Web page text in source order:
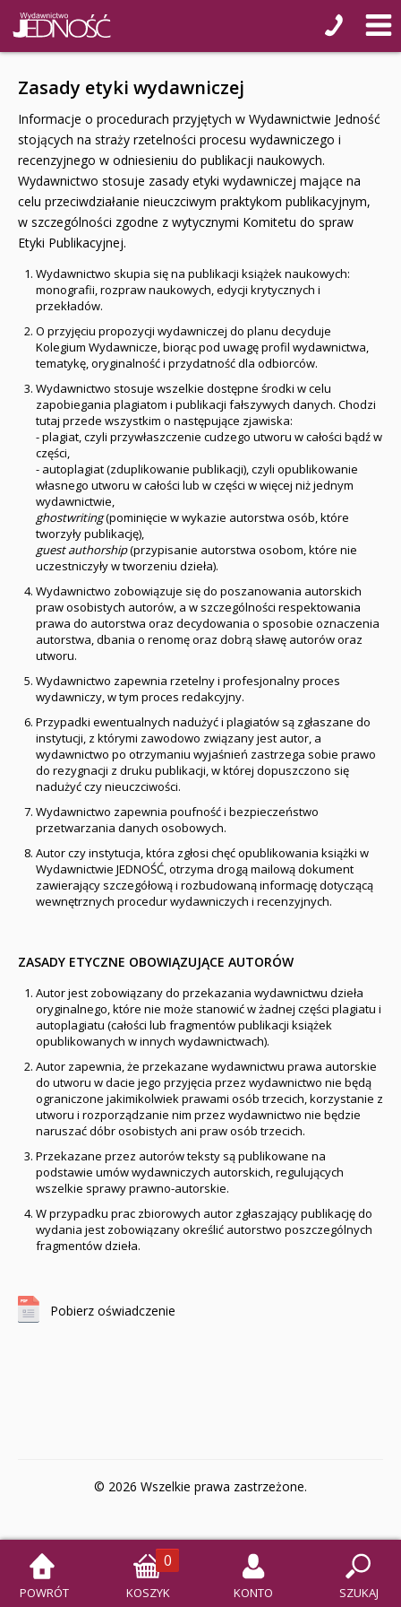
Zasady etyki wydawniczej
Informacje o procedurach przyjętych w Wydawnictwie Jedność
stojących na straży rzetelności procesu wydawniczego i
recenzyjnego w odniesieniu do publikacji naukowych.
Wydawnictwo stosuje zasady etyki wydawniczej mające na
celu przeciwdziałanie nieuczciwym praktykom publikacyjnym,
w szczególności zgodne z wytycznymi Komitetu do spraw
Etyki Publikacyjnej.
Wydawnictwo skupia się na publikacji książek naukowych:
monografii, rozpraw naukowych, edycji krytycznych i
przekładów.
O przyjęciu propozycji wydawniczej do planu decyduje
Kolegium Wydawnicze, biorąc pod uwagę profil wydawnictwa,
tematykę, oryginalność i przydatność dla odbiorców.
Wydawnictwo stosuje wszelkie dostępne środki w celu
zapobiegania plagiatom i publikacji fałszywych danych. Chodzi
tutaj przede wszystkim o następujące zjawiska:
- plagiat, czyli przywłaszczenie cudzego utworu w całości bądź w
części,
- autoplagiat (zduplikowanie publikacji), czyli opublikowanie
własnego utworu w całości lub w części w więcej niż jednym
wydawnictwie,
ghostwriting(pominięcie w wykazie autorstwa osób, które
tworzyły publikację),
guest authorship(przypisanie autorstwa osobom, które nie
uczestniczyły w tworzeniu dzieła).
Wydawnictwo zobowiązuje się do poszanowania autorskich
praw osobistych autorów, a w szczególności respektowania
prawa do autorstwa oraz decydowania o sposobie oznaczenia
autorstwa, dbania o renomę oraz dobrą sławę autorów oraz
utworu.
Wydawnictwo zapewnia rzetelny i profesjonalny proces
wydawniczy, w tym proces redakcyjny.
Przypadki ewentualnych nadużyć i plagiatów są zgłaszane do
instytucji, z którymi zawodowo związany jest autor, a
wydawnictwo po otrzymaniu wyjaśnień zastrzega sobie prawo
do rezygnacji z druku publikacji, w której dopuszczono się
nadużyć czy nieuczciwości.
Wydawnictwo zapewnia poufność i bezpieczeństwo
przetwarzania danych osobowych.
Autor czy instytucja, która zgłosi chęć opublikowania książki w
Wydawnictwie JEDNOŚĆ, otrzyma drogą mailową dokument
zawierający szczegółową i rozbudowaną informację dotyczącą
wewnętrznych procedur wydawniczych i recenzyjnych.
ZASADY ETYCZNE OBOWIĄZUJĄCE AUTORÓW
Autor jest zobowiązany do przekazania wydawnictwu dzieła
oryginalnego, które nie może stanowić w żadnej części plagiatu i
autoplagiatu (całości lub fragmentów publikacji książek
opublikowanych w innych wydawnictwach).
Autor zapewnia, że przekazane wydawnictwu prawa autorskie
do utworu w dacie jego przyjęcia przez wydawnictwo nie będą
ograniczone jakimikolwiek prawami osób trzecich, korzystanie z
utworu i rozporządzanie nim przez wydawnictwo nie będzie
naruszać dóbr osobistych ani praw osób trzecich.
Przekazane przez autorów teksty są publikowane na
podstawie umów wydawniczych autorskich, regulujących
wszelkie sprawy prawno-autorskie.
W przypadku prac zbiorowych autor zgłaszający publikację do
wydania jest zobowiązany określić autorstwo poszczególnych
fragmentów dzieła.
Pobierz oświadczenie
© 2026 Wszelkie prawa zastrzeżone.
POWRÓT
0
KOSZYK KONTO SZUKAJ